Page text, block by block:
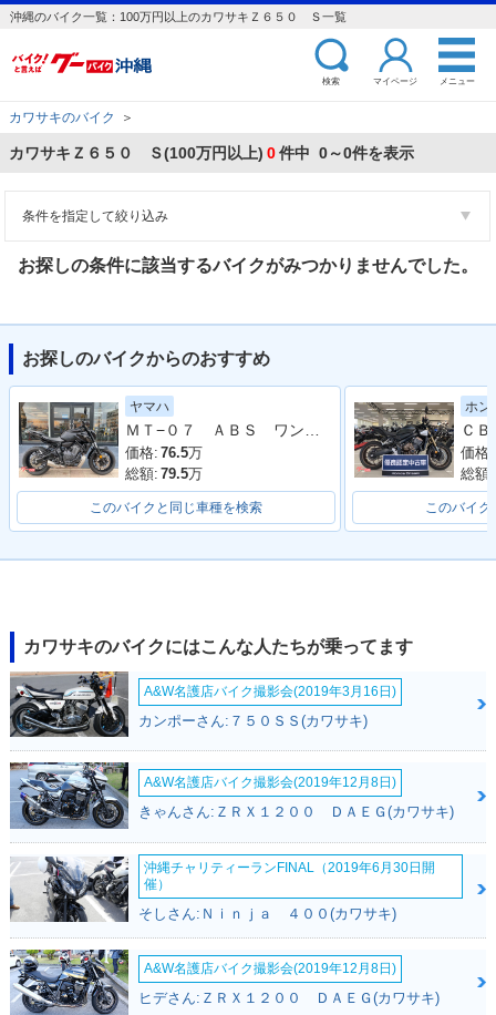
沖縄のバイク一覧：100万円以上のカワサキＺ６５０ Ｓ一覧
検索 マイページ メニュー
カワサキのバイク ＞
カワサキＺ６５０ Ｓ(100万円以上) 0件中 0～0件を表示
条件を指定して絞り込み
お探しの条件に該当するバイクがみつかりませんでした。
お探しのバイクからのおすすめ
ヤマハ
ＭＴ−０７ ＡＢＳ ワンオーナー ５インチＴＦＴディスプレイ フェンダーレス
価格: 76.5万
総額: 79.5万
このバイクと同じ車種を検索
ホン
価格:
総額:
このバイク
カワサキのバイクにはこんな人たちが乗ってます
A&W名護店バイク撮影会(2019年3月16日)
カンポーさん:７５０ＳＳ(カワサキ)
A&W名護店バイク撮影会(2019年12月8日)
きゃんさん:ＺＲＸ１２００ ＤＡＥＧ(カワサキ)
沖縄チャリティーランFINAL（2019年6月30日開
催）
そしさん:Ｎｉｎｊａ ４００(カワサキ)
A&W名護店バイク撮影会(2019年12月8日)
ヒデさん:ＺＲＸ１２００ ＤＡＥＧ(カワサキ)